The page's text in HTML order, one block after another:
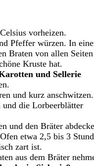
vorheizen.
Pfeffer würzen. In
Braten von allen Seiten
Kruste hat.
und Sellerie
und kurz anschwitzen.
die Lorbeerblätter
und den Bräter
etwa 2,5 bis 3
zart ist.
aus dem Bräter